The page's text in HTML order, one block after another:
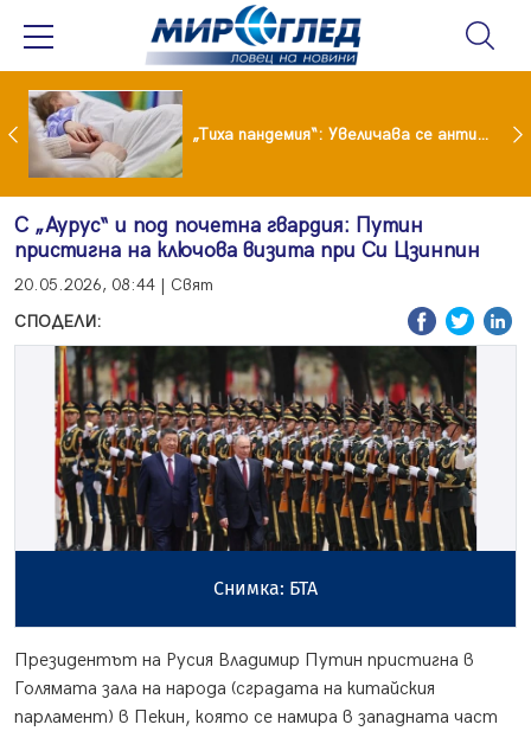
„Тиха пандемия“: Увеличава се антибиотичната резистентност при децата
С „Аурус“ и под почетна гвардия: Путин
пристигна на ключова визита при Си Цзинпин
20.05.2026, 08:44 | Свят
СПОДЕЛИ:
Снимка: БТА
Президентът на Русия Владимир Путин пристигна в
Голямата зала на народа (сградата на китайския
парламент) в Пекин, която се намира в западната част